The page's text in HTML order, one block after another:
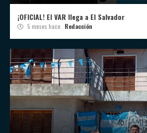
¡OFICIAL! El VAR llega a El Salvador
5 meses hace Redacción